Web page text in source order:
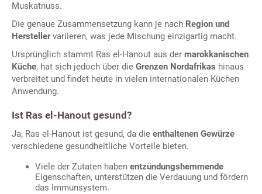
Muskatnuss.
Die genaue Zusammensetzung kann je nach Region und
Herstellervariieren, was jede Mischung einzigartig macht.
Ursprünglich stammt Ras el-Hanout aus der marokkanischen
Küche, hat sich jedoch über die Grenzen Nordafrikas hinaus
verbreitet und findet heute in vielen internationalen Küchen
Anwendung.
Ist Ras el-Hanout gesund?
Ja, Ras el-Hanout ist gesund, da die enthaltenen Gewürze
verschiedene gesundheitliche Vorteile bieten.
Viele der Zutaten haben entzündungshemmende
Eigenschaften, unterstützen die Verdauung und fördern
das Immunsystem.